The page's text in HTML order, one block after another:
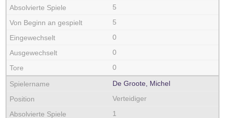
5
5
0
0
0
De Groote, Michel
Verteidiger
1